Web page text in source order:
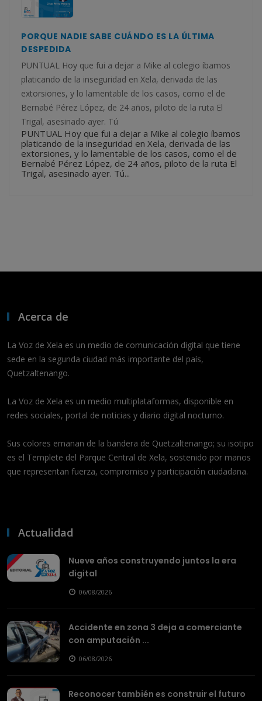
PORQUE NADIE SABE CUÁNDO ES LA ÚLTIMA
DESPEDIDA
PUNTUAL Hoy que fui a dejar a Mike al colegio íbamos
platicando de la inseguridad en Xela, derivada de las
extorsiones, y lo lamentable de los casos, como el de
Bernabé Pérez López, de 24 años, piloto de la ruta El
Trigal, asesinado ayer. Tú
PUNTUAL Hoy que fui a dejar a Mike al colegio íbamos
platicando de la inseguridad en Xela, derivada de las
extorsiones, y lo lamentable de los casos, como el de
Bernabé Pérez López, de 24 años, piloto de la ruta El
Trigal, asesinado ayer. Tú...
Acerca de
La Voz de Xela es un medio de comunicación digital que tiene
sede en la segunda ciudad más importante del país,
Quetzaltenango.
La Voz de Xela es un medio multiplataformas, disponible en
redes sociales, portal de noticias y diario digital nocturno.
Sus colores emanan de la bandera de Quetzaltenango; su isotipo
es el Templete del Parque Central de Xela, sostenido por manos
que representan fuerza, compromiso y participación ciudadana.
Actualidad
Nueve años construyendo juntos la era
digital
06/08/2026
Accidente en zona 3 deja a comerciante
con amputación ...
06/08/2026
Reconocer también es construir el futuro